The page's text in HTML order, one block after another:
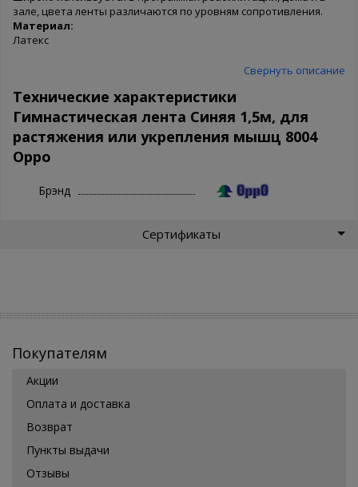
зале, цвета ленты различаются по уровням сопротивления.
Материал:
Латекс
Свернуть описание
Технические характеристики
Гимнастическая лента Синяя 1,5м, для
растяжения или укрепления мышц 8004
Oppo
Брэнд
Сертификаты
Покупателям
Акции
Оплата и доставка
Возврат
Пункты выдачи
Отзывы